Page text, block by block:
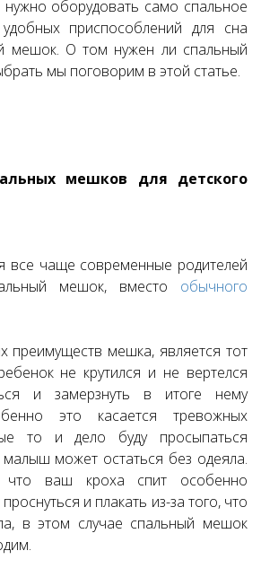
нужно оборудовать само спальное
приспособлений для сна
мешок. О том нужен ли спальный
мы поговорим в этой статье.
мешков для детского
все чаще современные родителей
мешок, вместо обычного
преимуществ мешка, является тот
не крутился и не вертелся
и замерзнуть в итоге нему
это касается тревожных
то и дело буду просыпаться
может остаться без одеяла.
что ваш кроха спит особенно
и плакать из-за того, что
в этом случае спальный мешок